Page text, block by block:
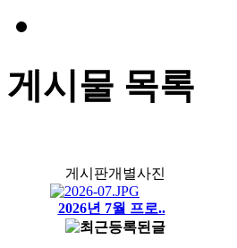
게시물 목록
게시판개별사진
2026년 7월 프로..